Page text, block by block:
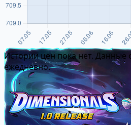
Истории цен пока нет. Данные
ежедневно.